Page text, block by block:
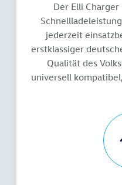
Der Elli
jederzeit
erstklassiger
Qualität des
universell